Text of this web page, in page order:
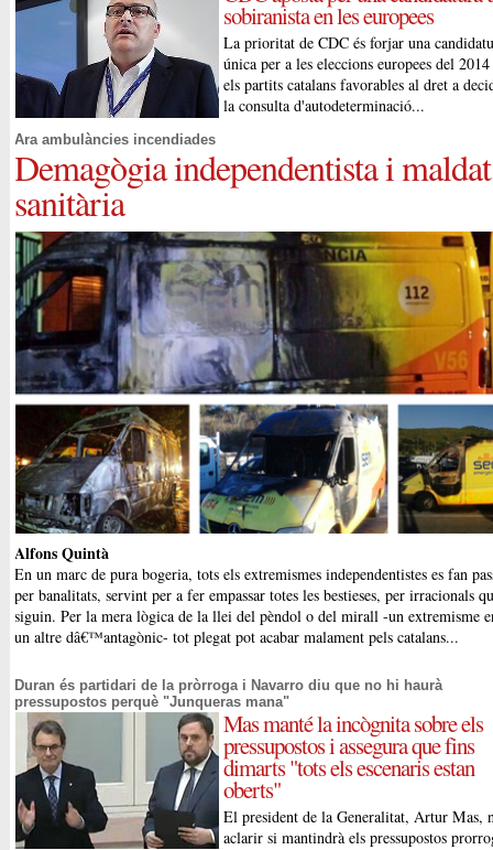
sobiranista en les europees
La prioritat de CDC és forjar una
única per a les eleccions europees del
els partits catalans favorables al dret a
la consulta d'autodeterminació...
Ara ambulàncies incendiades
Demagògia independentista i maldat
sanitària
Alfons Quintà
En un marc de pura bogeria, tots els extremismes independentistes es fan
per banalitats, servint per a fer empassar totes les bestieses, per irracionals
siguin. Per la mera lògica de la llei del pèndol o del mirall -un extremisme
un altre dâ€™antagònic- tot plegat pot acabar malament pels catalans...
Duran és partidari de la pròrroga i Navarro diu que no hi haurà
pressupostos perquè "Junqueras mana"
Mas manté la incògnita sobre els
pressupostos i assegura que fins
dimarts "tots els escenaris estan
oberts"
El president de la Generalitat, Artur Mas,
aclarir si mantindrà els pressupostos